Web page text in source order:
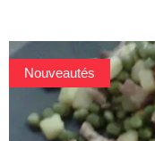
Nouveautés